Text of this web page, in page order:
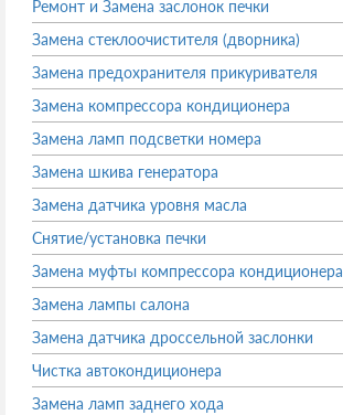
Ремонт и Замена заслонок печки
Замена стеклоочистителя (дворника)
Замена предохранителя прикуривателя
Замена компрессора кондиционера
Замена ламп подсветки номера
Замена шкива генератора
Замена датчика уровня масла
Снятие/установка печки
Замена муфты компрессора кондиционера
Замена лампы салона
Замена датчика дроссельной заслонки
Чистка автокондиционера
Замена ламп заднего хода